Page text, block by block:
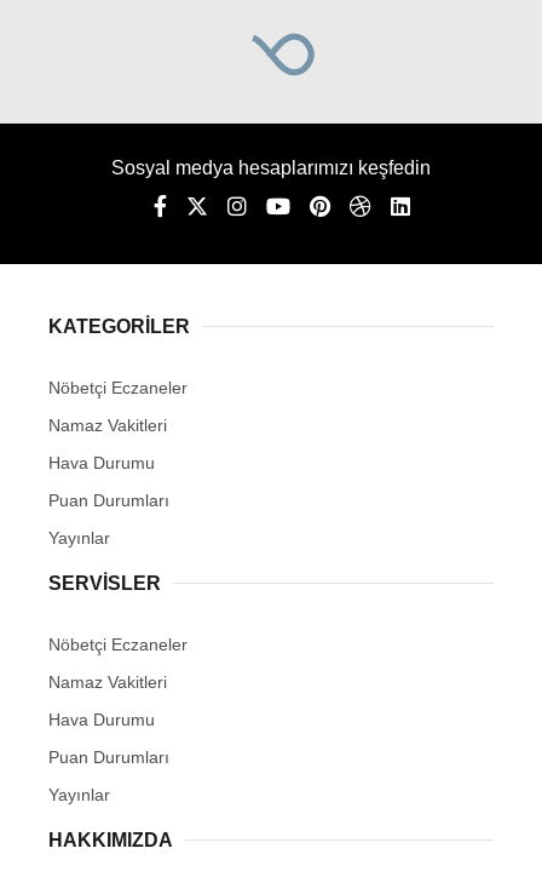
Sosyal medya hesaplarımızı keşfedin
KATEGORİLER
Nöbetçi Eczaneler
Namaz Vakitleri
Hava Durumu
Puan Durumları
Yayınlar
SERVİSLER
Nöbetçi Eczaneler
Namaz Vakitleri
Hava Durumu
Puan Durumları
Yayınlar
HAKKIMIZDA